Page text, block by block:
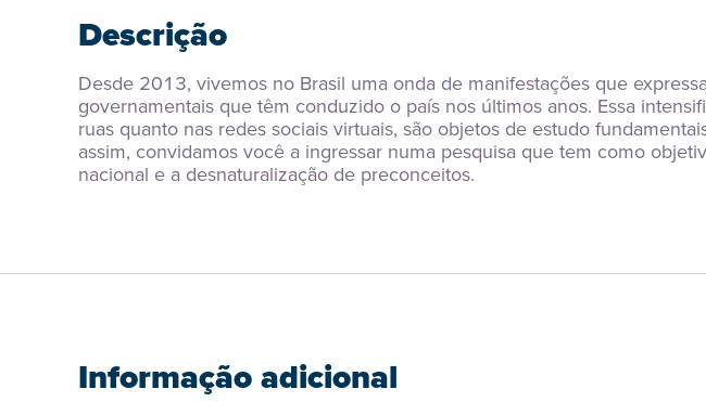
Descrição
Desde 2013, vivemos no Brasil uma onda de manifestações que
governamentais que têm conduzido o país nos últimos anos. Essa
ruas quanto nas redes sociais virtuais, são objetos de estudo
assim, convidamos você a ingressar numa pesquisa que tem como
nacional e a desnaturalização de preconceitos.
Informação adicional